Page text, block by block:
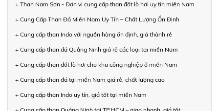
+ Than Nam Sơn - Đơn vị cung cấp than đốt lò hơi uy tín miền Nam
+ Cung Cấp Than Đá Miền Nam Uy Tín – Chất Lượng Ổn Định
+ Cung cấp than Indo với nguồn hàng ổn định, giá thành rẻ
+ Cung cấp than đá Quảng Ninh giá rẻ các loại tại miền Nam
+ Cung cấp than đốt lò hơi cho khu công nghiệp ở miền Nam
+ Cung cấp than đá tại miền Nam giá rẻ, chất lượng cao
+ Cung cấp than Indo uy tín, giá tốt tại miền Nam